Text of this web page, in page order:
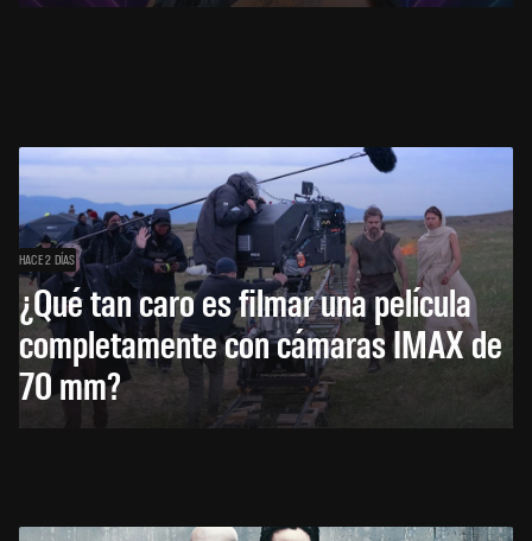
HACE 2 DÍAS
¿Qué tan caro es filmar una película
completamente con cámaras IMAX de
70 mm?